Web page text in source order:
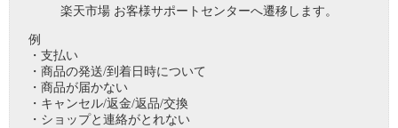
楽天市場 お客様サポートセンターへ遷移します。
例
・支払い
・商品の発送/到着日時について
・商品が届かない
・キャンセル/返金/返品/交換
・ショップと連絡がとれない